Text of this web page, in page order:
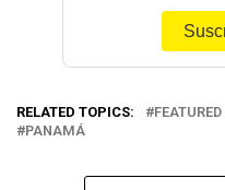
RELATED TOPICS: FEATURED
PANAMÁ